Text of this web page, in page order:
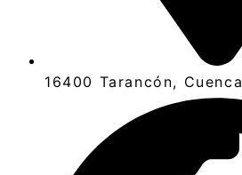
16400 Tarancón, Cuenca